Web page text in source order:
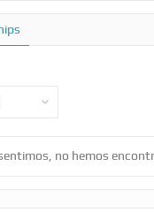
no hemos